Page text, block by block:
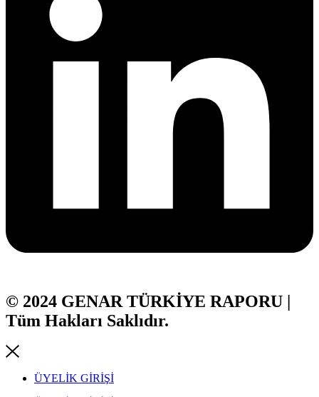
© 2024 GENAR TÜRKİYE RAPORU |
Tüm Hakları Saklıdır.
ÜYELİK GİRİŞİ